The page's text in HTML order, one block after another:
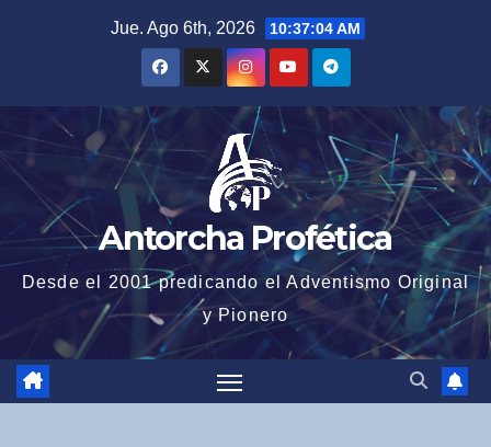
Jue. Ago 6th, 2026 10:37:06 AM
Antorcha Profética
Desde el 2001 predicando el Adventismo Original
y Pionero